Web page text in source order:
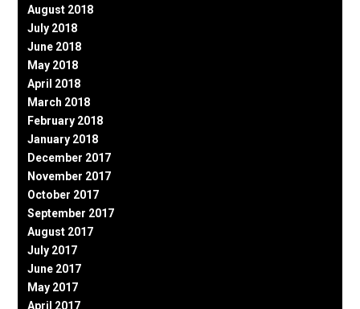
August 2018
July 2018
June 2018
May 2018
April 2018
March 2018
February 2018
January 2018
December 2017
November 2017
October 2017
September 2017
August 2017
July 2017
June 2017
May 2017
April 2017